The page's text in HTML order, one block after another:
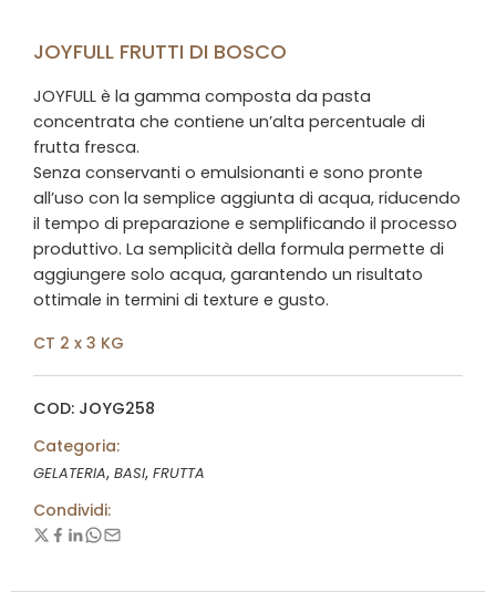
JOYFULL FRUTTI DI BOSCO
JOYFULL è la gamma composta da pasta
concentrata che contiene un’alta percentuale di
frutta fresca.
Senza conservanti o emulsionanti e sono pronte
all’uso con la semplice aggiunta di acqua, riducendo
il tempo di preparazione e semplificando il processo
produttivo. La semplicità della formula permette di
aggiungere solo acqua, garantendo un risultato
ottimale in termini di texture e gusto.
CT 2 x 3 KG
COD: JOYG258
Categoria:
GELATERIA, BASI, FRUTTA
Condividi: